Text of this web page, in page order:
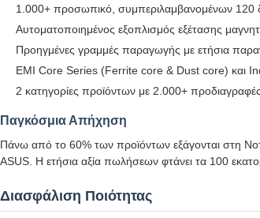
1.000+ προσωπικό, συμπεριλαμβανομένων 120
Αυτοματοποιημένος εξοπλισμός εξέτασης
Προηγμένες γραμμές παραγωγής με ετήσια
EMI Core Series (Ferrite core & Dust core) και
2 κατηγορίες προϊόντων με 2.000+ προδιαγραφές
Παγκόσμια Απήχηση
Πάνω από το 60% των προϊόντων εξάγονται στη
ASUS. Η ετήσια αξία πωλήσεων φτάνει τα 100
Διασφάλιση Ποιότητας